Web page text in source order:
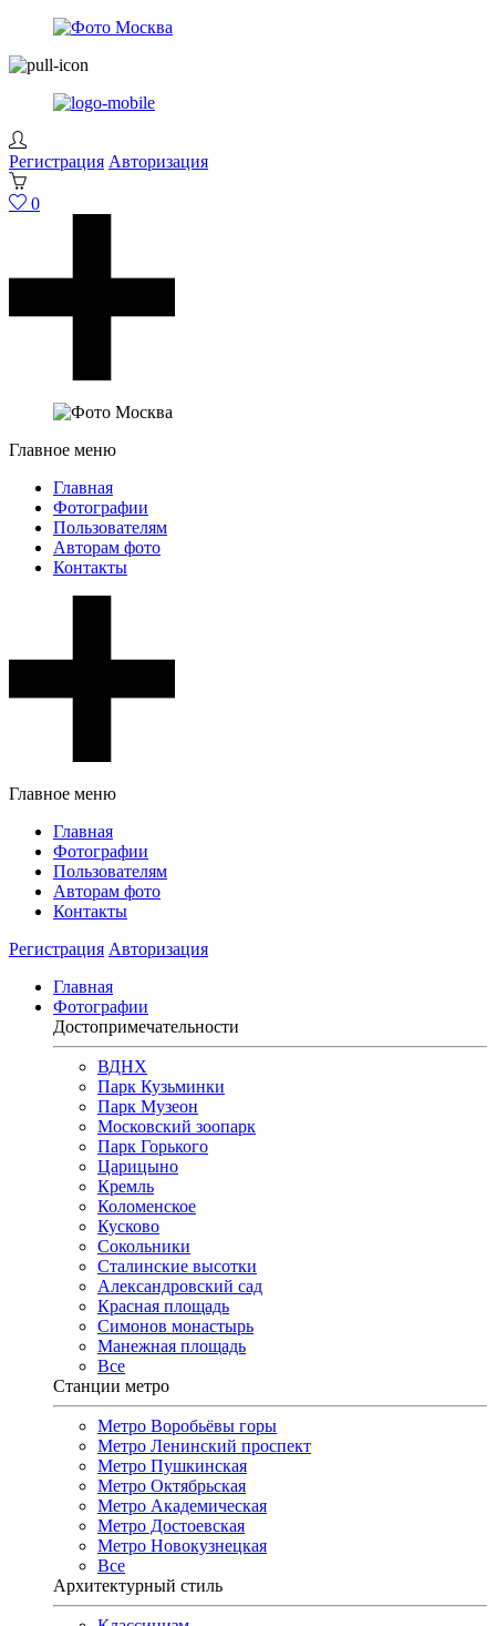
Регистрация Авторизация
0
Главное меню
Главная
Фотографии
Пользователям
Авторам фото
Контакты
Главное меню
Главная
Фотографии
Пользователям
Авторам фото
Контакты
Регистрация Авторизация
Главная
Фотографии
Достопримечательности
ВДНХ
Парк Кузьминки
Парк Музеон
Московский зоопарк
Парк Горького
Царицыно
Кремль
Коломенское
Кусково
Сокольники
Сталинские высотки
Александровский сад
Красная площадь
Симонов монастырь
Манежная площадь
Все
Станции метро
Метро Воробьёвы горы
Метро Ленинский проспект
Метро Пушкинская
Метро Октябрьская
Метро Академическая
Метро Достоевская
Метро Новокузнецкая
Все
Архитектурный стиль